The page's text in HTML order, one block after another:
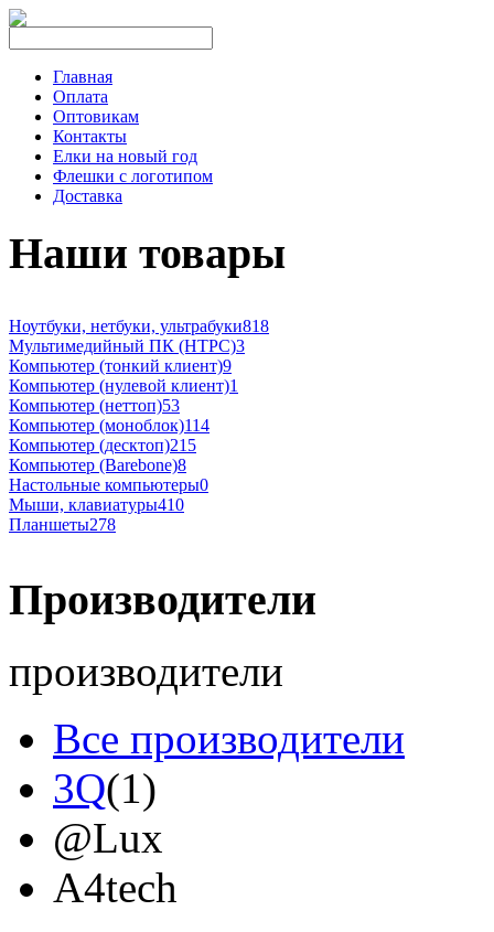
Главная
Оплата
Оптовикам
Контакты
Елки на новый год
Флешки с логотипом
Доставка
Наши товары
Ноутбуки, нетбуки, ультрабуки818
Мультимедийный ПК (HTPC)3
Компьютер (тонкий клиент)9
Компьютер (нулевой клиент)1
Компьютер (неттоп)53
Компьютер (моноблок)114
Компьютер (десктоп)215
Компьютер (Barebone)8
Настольные компьютеры0
Мыши, клавиатуры410
Планшеты278
Производители
производители
Все производители
3Q(1)
@Lux
A4tech